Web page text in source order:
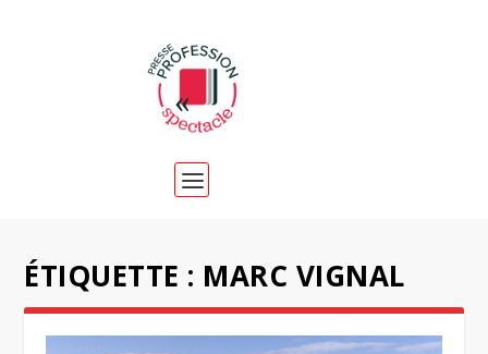
ÉTIQUETTE : MARC VIGNAL